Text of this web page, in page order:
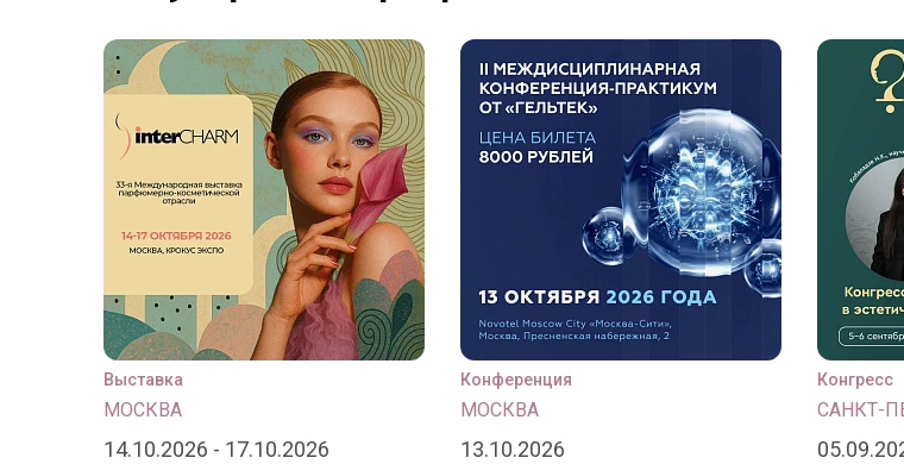
Выставка
МОСКВА
14.10.2026 - 17.10.2026
Конференция
МОСКВА
13.10.2026
Конгресс
САНКТ-